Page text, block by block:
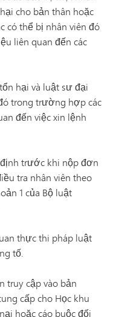
cho bản thân hoặc
có thể bị nhân viên đó
liên quan đến các
hại và luật sư đại
trong trường hợp các
đến việc xin lệnh
trước khi nộp đơn
tra nhân viên theo
1 của Bộ luật
thực thi pháp luật
tố.
truy cập vào bản
cấp cho Học khu
hoặc cáo buộc đối